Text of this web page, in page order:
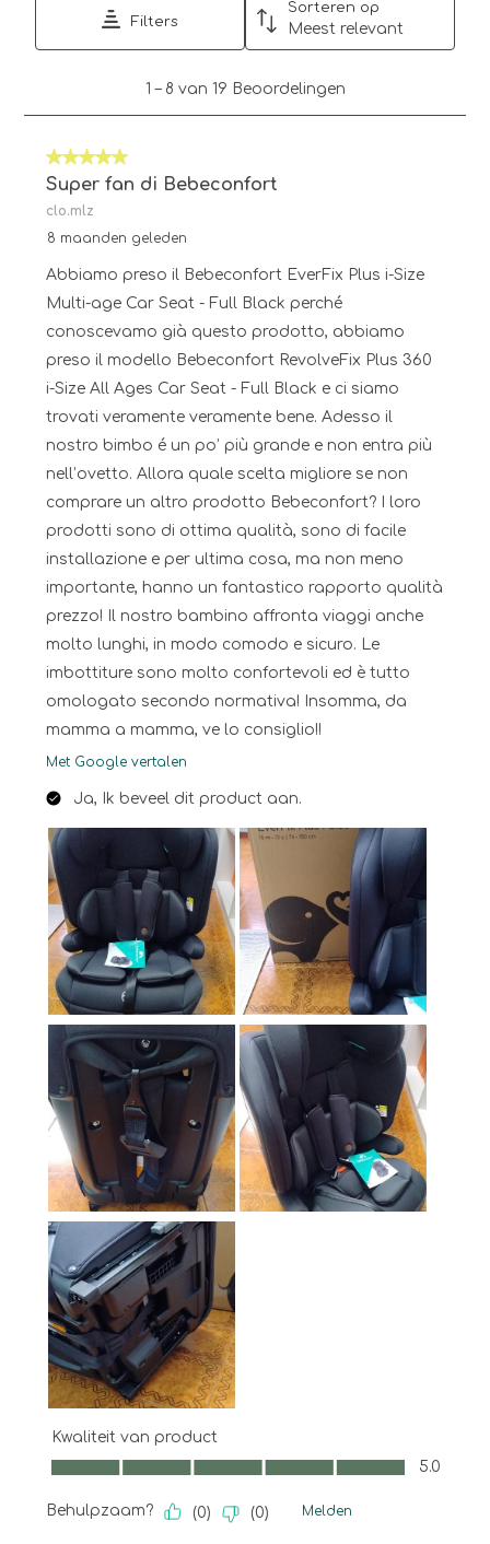
Filters
Sorteren op
Meest relevant
8
Beoordelingen.
1 – 8 van 19 Beoordelingen
5 van 5 sterren.
Super fan di Bebeconfort
clo.mlz
8 maanden geleden
Abbiamo preso il Bebeconfort EverFix Plus i-Size
Multi-age Car Seat - Full Black perché
conoscevamo già questo prodotto, abbiamo
preso il modello Bebeconfort RevolveFix Plus 360
i-Size All Ages Car Seat - Full Black e ci siamo
trovati veramente veramente bene. Adesso il
nostro bimbo é un po’ più grande e non entra più
nell’ovetto. Allora quale scelta migliore se non
comprare un altro prodotto Bebeconfort? I loro
prodotti sono di ottima qualità, sono di facile
installazione e per ultima cosa, ma non meno
importante, hanno un fantastico rapporto qualità
prezzo! Il nostro bambino affronta viaggi anche
molto lunghi, in modo comodo e sicuro. Le
imbottiture sono molto confortevoli ed è tutto
omologato secondo normativa! Insomma, da
mamma a mamma, ve lo consiglio!!
Met Google vertalen
Ja, Ik beveel dit product aan.
Kwaliteit van product
Kwaliteit van product, 5.0 van 5
5.0
Behulpzaam? (0) (0) Melden